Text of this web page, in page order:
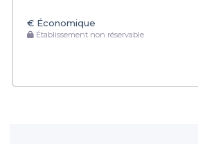
€ Économique
Établissement non réservable